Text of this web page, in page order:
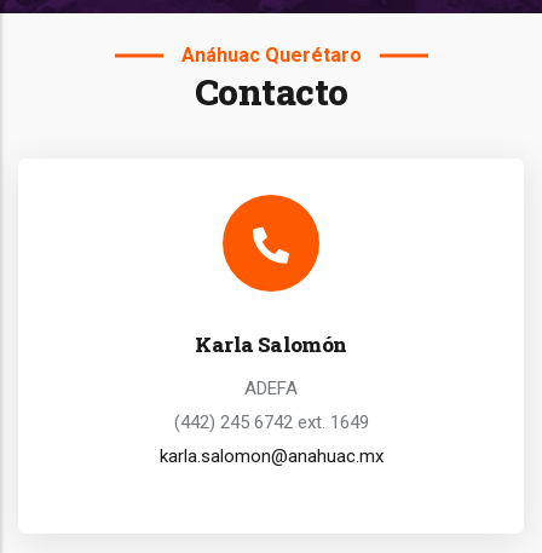
Anáhuac Querétaro
Contacto
Karla Salomón
ADEFA
(442) 245 6742 ext. 1649
karla.salomon@anahuac.mx